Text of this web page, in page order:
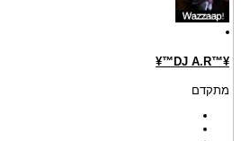
¥™DJ A.R™¥
מתקדם